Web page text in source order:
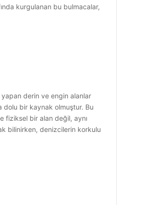
kurgulanan bu bulmacalar,
yapan derin ve engin alanlar
dolu bir kaynak olmuştur. Bu
fiziksel bir alan değil, aynı
bilinirken, denizcilerin korkulu